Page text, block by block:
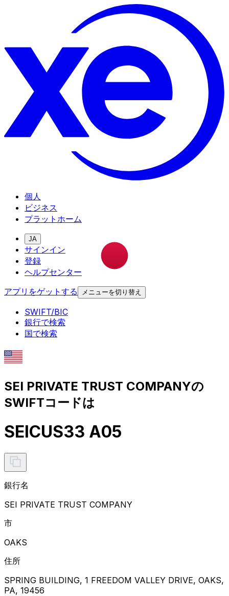
個人
ビジネス
プラットホーム
JA
サインイン
登録
ヘルプセンター
アプリをゲットする
メニューを切り替え
SWIFT/BIC
銀行で検索
国で検索
SEI PRIVATE TRUST COMPANYの
SWIFTコードは
SEICUS33 A05
銀行名
SEI PRIVATE TRUST COMPANY
市
OAKS
住所
SPRING BUILDING, 1 FREEDOM VALLEY DRIVE, OAKS,
PA, 19456